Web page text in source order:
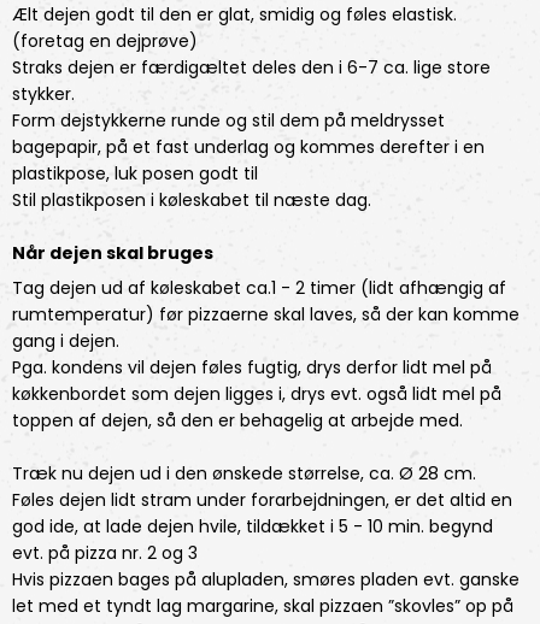
Ælt dejen godt til den er glat, smidig og føles elastisk.
(foretag en dejprøve)
Straks dejen er færdigæltet deles den i 6-7 ca. lige store
stykker.
Form dejstykkerne runde og stil dem på meldrysset
bagepapir, på et fast underlag og kommes derefter i en
plastikpose, luk posen godt til
Stil plastikposen i køleskabet til næste dag.
Når dejen skal bruges
Tag dejen ud af køleskabet ca.1 - 2 timer (lidt afhængig af
rumtemperatur) før pizzaerne skal laves, så der kan komme
gang i dejen.
Pga. kondens vil dejen føles fugtig, drys derfor lidt mel på
køkkenbordet som dejen ligges i, drys evt. også lidt mel på
toppen af dejen, så den er behagelig at arbejde med.
Træk nu dejen ud i den ønskede størrelse, ca. Ø 28 cm.
Føles dejen lidt stram under forarbejdningen, er det altid en
god ide, at lade dejen hvile, tildækket i 5 - 10 min. begynd
evt. på pizza nr. 2 og 3
Hvis pizzaen bages på alupladen, smøres pladen evt. ganske
let med et tyndt lag margarine, skal pizzaen ”skovles” op på